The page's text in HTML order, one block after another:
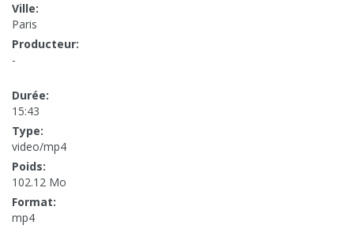
Ville:
Paris
Producteur:
-
Durée:
15:43
Type:
video/mp4
Poids:
102.12 Mo
Format:
mp4